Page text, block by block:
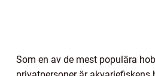
Som en av de mest populära